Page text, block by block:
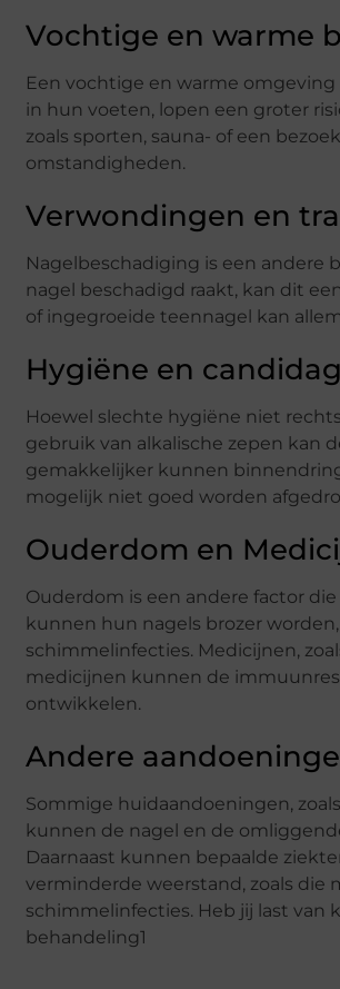
Vochtige en warme
Een vochtige en warme
in hun voeten, lopen een groter
zoals sporten, sauna- of een
omstandigheden.
Verwondingen en
Nagelbeschadiging is een andere
nagel beschadigd raakt, kan dit
of ingegroeide teennagel kan
Hygiëne en
Hoewel slechte hygiëne niet
gebruik van alkalische zepen kan
gemakkelijker kunnen
mogelijk niet goed worden
Ouderdom en
Ouderdom is een andere factor
kunnen hun nagels brozer
schimmelinfecties. Medicijnen,
medicijnen kunnen de
ontwikkelen.
Andere
Sommige huidaandoeningen,
kunnen de nagel en de
Daarnaast kunnen bepaalde
verminderde weerstand, zoals die
schimmelinfecties. Heb jij last van
behandeling1